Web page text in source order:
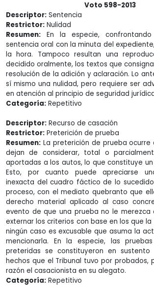
Voto 598-2013
Descriptor: Sentencia
Restrictor: Nulidad
Resumen: En la especie,
sentencia oral con la minuta del
la hora. Tampoco resultan una
decidido oralmente, los textos que
resolución de la adición y aclaración. Lo
sí mismo una nulidad, pero requiere ser
en atención al principio de seguridad
Categoría: Repetitivo
Descriptor: Recurso de casación
Restrictor: Preterición de prueba
Resumen: La preterición de prueba ocurre
dejan de considerar, total o
aportadas a los autos, lo que constituye
Esto, por cuanto puede apreciarse
inexacta del cuadro fáctico de lo
proceso, con el mediato quebranto que
derecho material aplicado al caso
evento de que una prueba no le merezca
externar los criterios con base en los que
ningún caso es excusable que asuma la
mencionarla. En la especie, las
preteridas se constituyeron en
hechos que el Tribunal tuvo por probados,
razón el casacionista en su alegato.
Categoría: Repetitivo